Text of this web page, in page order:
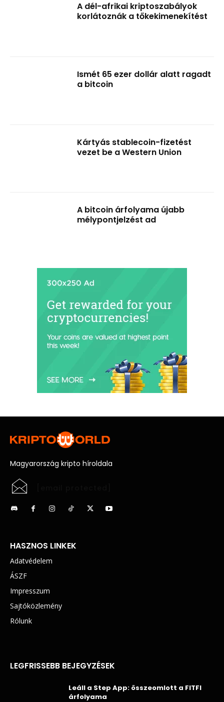
A dél-afrikai kriptoszabályok
korlátoznák a tőkekimenekítést
Ismét 65 ezer dollár alatt ragadt
a bitcoin
Kártyás stablecoin-fizetést
vezet be a Western Union
A bitcoin árfolyama újabb
mélypontjelzést ad
Magyarország kripto híroldala
HASZNOS LINKEK
Adatvédelem
ÁSZF
Impresszum
Sajtóközlemény
Rólunk
LEGFRISSEBB BEJEGYZÉSEK
Leáll a Step App: összeomlott a FITFI
árfolyama